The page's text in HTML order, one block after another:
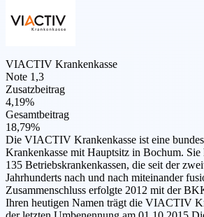
VIACTIV Krankenkasse
Note 1,3
Zusatzbeitrag
4,19%
Gesamtbeitrag
18,79%
Die VIACTIV Krankenkasse ist eine
Krankenkasse mit Hauptsitz in Bochum.
135 Betriebskrankenkassen, die seit der
Jahrhunderts nach und nach miteinander
Zusammenschluss erfolgte 2012 mit der
Ihren heutigen Namen trägt die VIACTIV